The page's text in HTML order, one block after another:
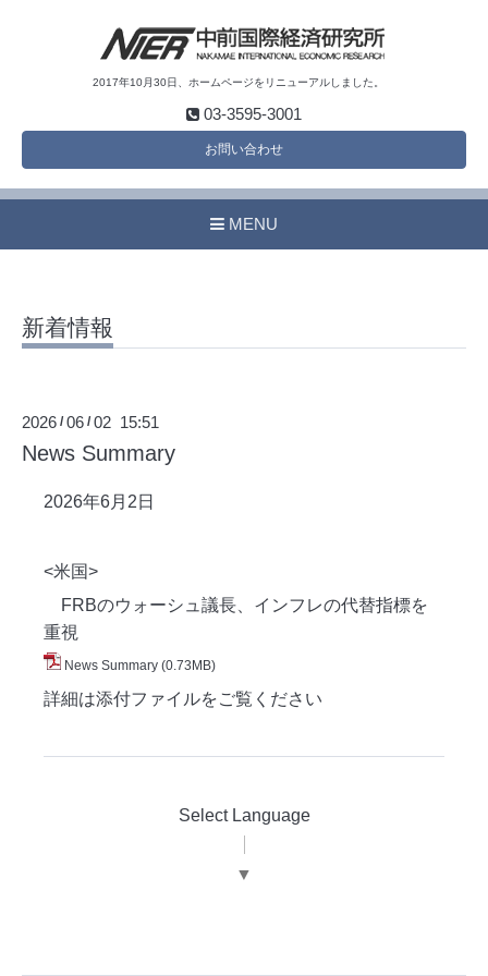
2017年10月30日、ホームページをリニューアルしました。
03-3595-3001
お問い合わせ
MENU
新着情報
2026 /06 /02 15:51
News Summary
2026年6月2 日
<米国>
FRBのウォーシュ議長、インフレの代替指標を
重視
News Summary (0.73MB)
詳細は添付ファイルをご覧ください
Select Language
▼